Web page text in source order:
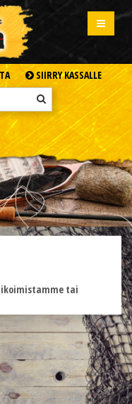
SIIRRY KASSALLE
tai